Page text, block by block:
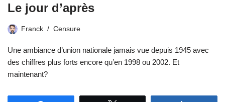
Le jour d’après
Franck Censure
Une ambiance d’union nationale jamais vue depuis 1945 avec
des chiffres plus forts encore qu’en 1998 ou 2002. Et
maintenant?